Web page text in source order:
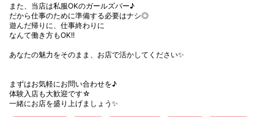
また、当店は私服OKのガールズバー♪
だから仕事のために準備する必要はナシ◎
遊んだ帰りに、仕事終わりに
なんて働き方もOK!!
あなたの魅力をそのまま、お店で活かしてください✨
まずはお気軽にお問い合わせを♪
体験入店も大歓迎です☆
一緒にお店を盛り上げましょう✨